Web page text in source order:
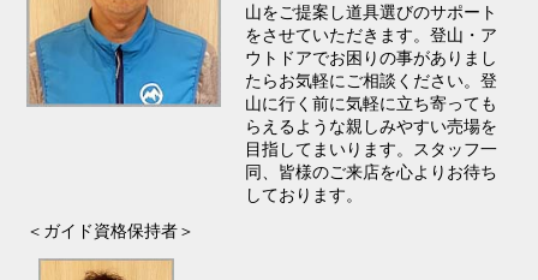
山をご提案し道具選びのサポート
をさせていただきます。登山・ア
ウトドアでお困りの事がありまし
たらお気軽にご相談ください。登
山に行く前に気軽に立ち寄っても
らえるような親しみやすい売場を
目指してまいります。スタッフ一
同、皆様のご来店を心よりお待ち
しております。
＜ガイド資格保持者＞